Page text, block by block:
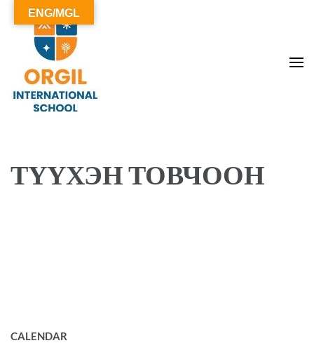
ТҮҮХЭН ТОВЧООН
CALENDAR
ENG/MGL